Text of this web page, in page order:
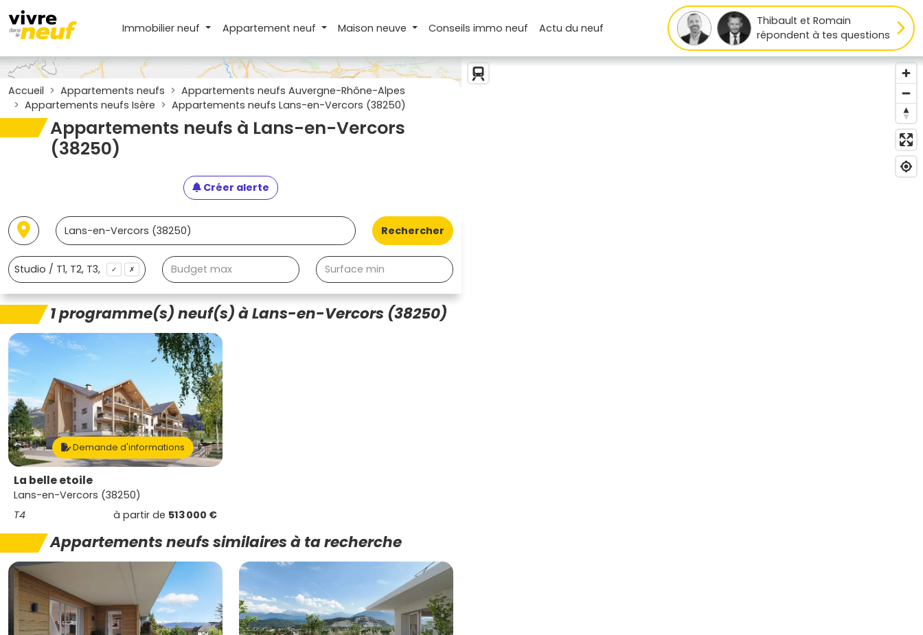
Immobilier neuf Appartement neuf Maison neuve Conseilsimmo neuf Actudu neuf
Thibault et Romain
répondent à tes questions
Accueil Appartements neufs
Appartements neufs Auvergne-Rhône-Alpes
Appartements neufs Isère
Appartements neufs Lans-en-Vercors (38250)
Appartements neufs à Lans-en-Vercors
(38250)
Créer alerte
Rechercher
✓ ✗
1 programme(s) neuf(s) à Lans-en-Vercors (38250)
Demande d'informations
La belle etoile
Lans-en-Vercors (38250)
T4
à partir de 513 000 €
Appartements neufs similaires à ta recherche